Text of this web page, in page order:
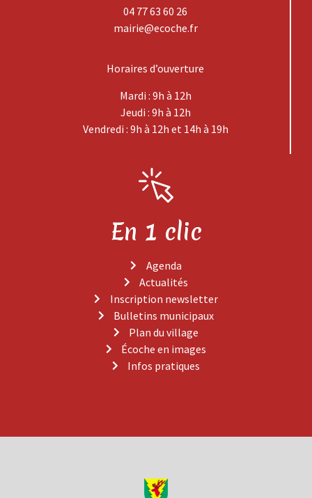
04 77 63 60 26
mairie@ecoche.fr
Horaires d’ouverture
Mardi : 9h à 12h
Jeudi : 9h à 12h
Vendredi : 9h à 12h et 14h à 19h
En 1 clic
Agenda
Actualités
Inscription newsletter
Bulletins municipaux
Plan du village
Écoche en images
Infos pratiques